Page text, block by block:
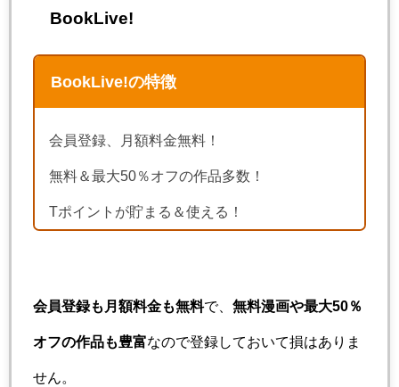
BookLive!
BookLive!の特徴
会員登録、月額料金無料！
無料＆最大50％オフの作品多数！
Tポイントが貯まる＆使える！
会員登録も月額料金も無料で、 無料漫画や最大50％
オフの作品も豊富なので登録しておいて損はありま
せん。